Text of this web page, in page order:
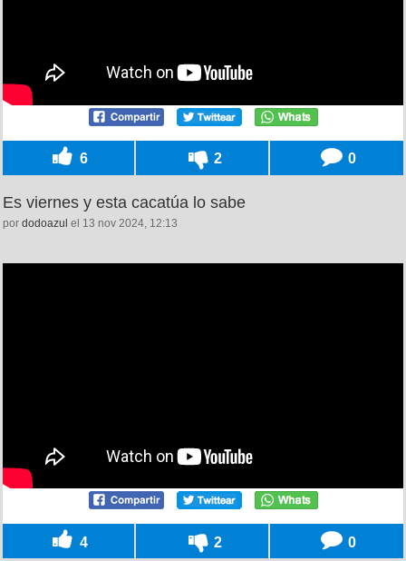
6 2 0
Es viernes y esta cacatúa lo sabe
por dodoazul el 13 nov 2024, 12:13
4 2 0